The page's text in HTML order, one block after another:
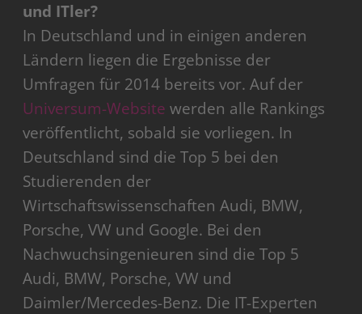
und ITler?
In Deutschland und in einigen anderen
Ländern liegen die Ergebnisse der
Umfragen für 2014 bereits vor. Auf der
Universum-Website werden alle Rankings
veröffentlicht, sobald sie vorliegen. In
Deutschland sind die Top 5 bei den
Studierenden der
Wirtschaftswissenschaften Audi, BMW,
Porsche, VW und Google. Bei den
Nachwuchsingenieuren sind die Top 5
Audi, BMW, Porsche, VW und
Daimler/Mercedes-Benz. Die IT-Experten